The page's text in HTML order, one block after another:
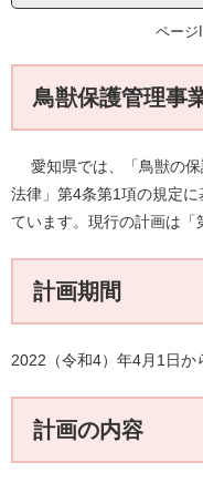
ページ
鳥獣保護管理事
愛知県では、「鳥獣の保
法律」第4条第1項の規定
ています。現行の計画は「
計画期間
2022（令和4）年4月1日
計画の内容